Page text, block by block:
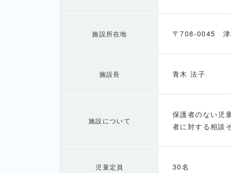
施設所在地 〒708-0045 津
施設長 青木 法子
施設について
保護者のない児
者に対する相談
児童定員 30名